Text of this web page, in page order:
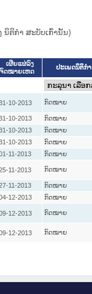
ຕິກໍາ ສະບັບເກົ່ານັ້ນ)
ເຜີຍແຜ່ລົງ
ຈົດໝາຍເຫດ
ປະເພດນິຕິກຳ
10-2013 ກົດໝາຍ
10-2013 ກົດໝາຍ
10-2013 ກົດໝາຍ
10-2013 ກົດໝາຍ
11-2013 ກົດໝາຍ
11-2013 ກົດໝາຍ
11-2013 ກົດໝາຍ
12-2013 ກົດໝາຍ
12-2013 ກົດໝາຍ
12-2013 ກົດໝາຍ